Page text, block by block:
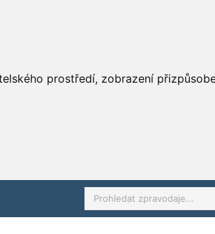
prostředí, zobrazení